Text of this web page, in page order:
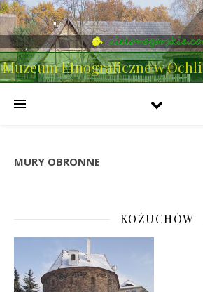
Muzeum Etnograficzne w Ochli
MURY OBRONNE
KOŻUCHÓW